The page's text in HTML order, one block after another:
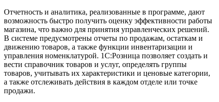
Отчетность и аналитика, реализованные в программе, дают
возможность быстро получить оценку эффективности работы
магазина, что важно для принятия управленческих решений.
В системе предусмотрены отчеты по продажам, остаткам и
движению товаров, а также функции инвентаризации и
управления номенклатурой. 1С:Розница позволяет создать и
вести справочник товаров и услуг, определять группы
товаров, учитывать их характеристики и ценовые категории,
а также отслеживать действия в каждом отделе или точке
продажи.